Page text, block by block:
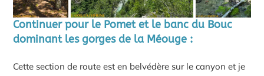
Continuer pour le Pomet et le banc du Bouc
dominant les gorges de la Méouge :
Cette section de route est en belvédère sur le canyon et je